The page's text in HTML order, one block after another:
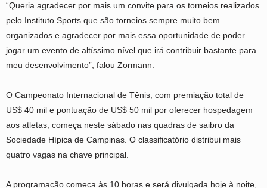
“Queria agradecer por mais um convite para os torneios realizados
pelo Instituto Sports que são torneios sempre muito bem
organizados e agradecer por mais essa oportunidade de poder
jogar um evento de altíssimo nível que irá contribuir bastante para
meu desenvolvimento”, falou Zormann.
O Campeonato Internacional de Tênis, com premiação total de
US$ 40 mil e pontuação de US$ 50 mil por oferecer hospedagem
aos atletas, começa neste sábado nas quadras de saibro da
Sociedade Hípica de Campinas. O classificatório distribui mais
quatro vagas na chave principal.
A programação começa às 10 horas e será divulgada hoje à noite,